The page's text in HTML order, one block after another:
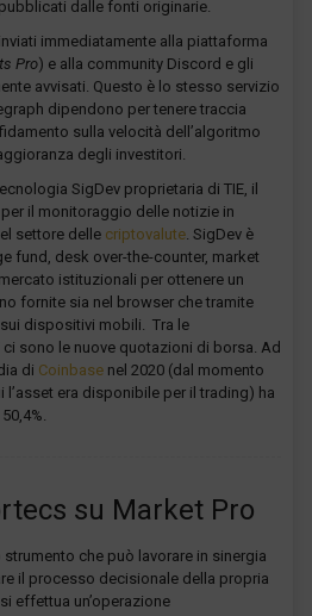
dalle fonti originarie.
immediatamente alla piattaforma
Pro) e alla community Discord e gli
avvisati. Questo è lo stesso servizio
dipendono per tenere traccia
sulla velocità dell’algoritmo
degli investitori.
SigDev proprietaria di TIE, il
il monitoraggio delle notizie in
settore delle criptovalute . SigDev è
fund, desk over-the-counter, market
istituzionali per ottenere un
fornite sia nel browser che tramite
dispositivi mobili. Tra le
sono le nuove quotazioni di borsa. Ad
di Coinbase nel 2020 (dal momento
l’asset era disponibile per il trading) ha
su Market Pro
strumento che può lavorare in sinergia
il processo decisionale della propria
effettua un’operazione